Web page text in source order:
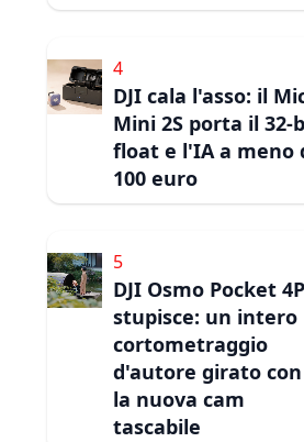
4
DJI cala l'asso: il
Mini 2S porta il 32-
float e l'IA a meno
100 euro
5
DJI Osmo Pocket 4P
stupisce: un intero
cortometraggio
d'autore girato con
la nuova cam
tascabile